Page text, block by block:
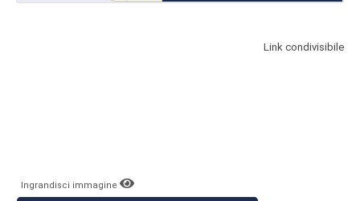
Link condivisibile
Ingrandisci immagine